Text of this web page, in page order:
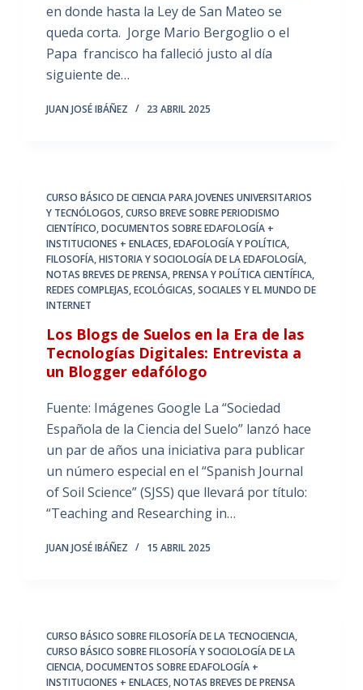
en donde hasta la Ley de San Mateo se
queda corta. Jorge Mario Bergoglio o el
Papa francisco ha falleció justo al día
siguiente de…
JUAN JOSÉ IBÁÑEZ 23 ABRIL 2025
CURSO BÁSICO DE CIENCIA PARA JOVENES UNIVERSITARIOS
Y TECNÓLOGOS,CURSO BREVE SOBRE PERIODISMO
CIENTÍFICO,DOCUMENTOS SOBRE EDAFOLOGÍA +
INSTITUCIONES + ENLACES,EDAFOLOGÍA Y POLÍTICA,
FILOSOFÍA, HISTORIA Y SOCIOLOGÍA DE LA EDAFOLOGÍA,
NOTAS BREVES DE PRENSA,PRENSA Y POLÍTICA CIENTÍFICA,
REDES COMPLEJAS, ECOLÓGICAS, SOCIALES Y EL MUNDO DE
INTERNET
Los Blogs de Suelos en la Era de las
Tecnologías Digitales: Entrevista a
un Blogger edafólogo
Fuente: Imágenes Google La “Sociedad
Española de la Ciencia del Suelo” lanzó hace
un par de años una iniciativa para publicar
un número especial en el “Spanish Journal
of Soil Science” (SJSS) que llevará por título:
“Teaching and Researching in…
JUAN JOSÉ IBÁÑEZ 15 ABRIL 2025
CURSO BÁSICO SOBRE FILOSOFÍA DE LA TECNOCIENCIA,
CURSO BÁSICO SOBRE FILOSOFÍA Y SOCIOLOGÍA DE LA
CIENCIA,DOCUMENTOS SOBRE EDAFOLOGÍA +
INSTITUCIONES + ENLACES,NOTAS BREVES DE PRENSA